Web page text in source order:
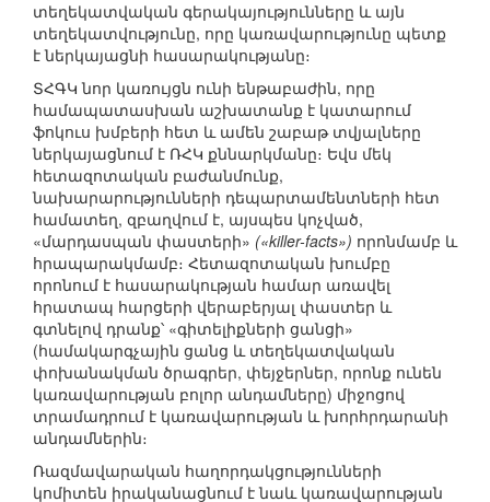
տեղեկատվական գերակայությունները և այն
տեղեկատվությունը, որը կառավարությունը պետք
է ներկայացնի հասարակությանը։
ՏՀԳԿ նոր կառույցն ունի ենթաբաժին, որը
համապատասխան աշխատանք է կատարում
ֆոկուս խմբերի հետ և ամեն շաբաթ տվյալները
ներկայացնում է ՌՀԿ քննարկմանը։ Եվս մեկ
հետազոտական բաժանմունք,
նախարարությունների դեպարտամենտների հետ
համատեղ, զբաղվում է, այսպես կոչված,
«մարդասպան փաստերի» («killer-facts») որոնմամբ և
հրապարակմամբ։ Հետազոտական խումբը
որոնում է հասարակության համար առավել
հրատապ հարցերի վերաբերյալ փաստեր և
գտնելով դրանք՝ «գիտելիքների ցանցի»
(համակարգչային ցանց և տեղեկատվական
փոխանակման ծրագրեր, փեյջերներ, որոնք ունեն
կառավարության բոլոր անդամները) միջոցով
տրամադրում է կառավարության և խորհրդարանի
անդամներին։
Ռազմավարական հաղորդակցությունների
կոմիտեն իրականացնում է նաև կառավարության